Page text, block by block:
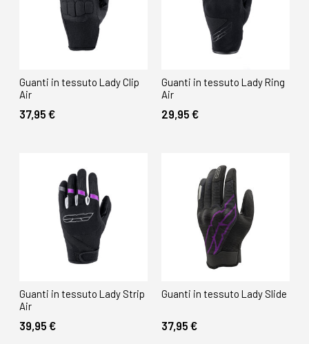
Guanti in tessuto Lady Clip
Air
37,95 €
Guanti in tessuto Lady Ring
Air
29,95 €
Guanti in tessuto Lady Strip
Air
39,95 €
Guanti in tessuto Lady Slide
37,95 €